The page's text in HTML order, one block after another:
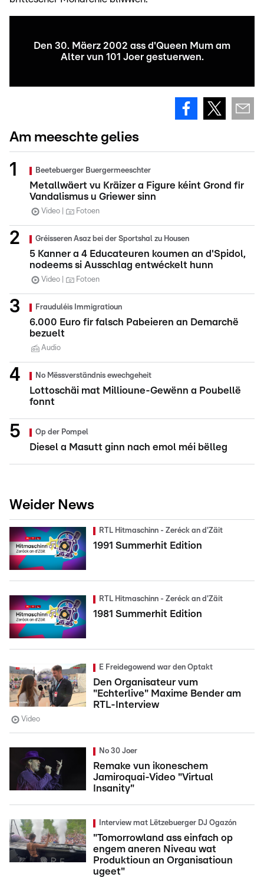
Den 30. Mäerz 2002 ass d'Queen Mum am
Alter vun 101 Joer gestuerwen.
Am meeschte gelies
Beetebuerger Buergermeeschter
Metallwäert vu Kräizer a Figure kéint Grond fir
Vandalismus u Griewer sinn
Video Fotoen
Gréisseren Asaz bei der Sportshal zu Housen
5 Kanner a 4 Educateuren koumen an d'Spidol,
nodeems si Ausschlag entwéckelt hunn
Video Fotoen
Frauduléis Immigratioun
6.000 Euro fir falsch Pabeieren an Demarchë
bezuelt
Audio
No Mëssverständnis ewechgeheit
Lottoschäi mat Millioune-Gewënn a Poubellë
fonnt
Op der Pompel
Diesel a Masutt ginn nach emol méi bëlleg
Weider News
RTL Hitmaschinn - Zeréck an d'Zäit
1991 Summerhit Edition
RTL Hitmaschinn - Zeréck an d'Zäit
1981 Summerhit Edition
E Freidegowend war den Optakt
Den Organisateur vum
"Echterlive" Maxime Bender am
RTL-Interview
Video
No 30 Joer
Remake vun ikoneschem
Jamiroquai-Video "Virtual
Insanity"
Interview mat Lëtzebuerger DJ Ogazón
"Tomorrowland ass einfach op
engem aneren Niveau wat
Produktioun an Organisatioun
ugeet"